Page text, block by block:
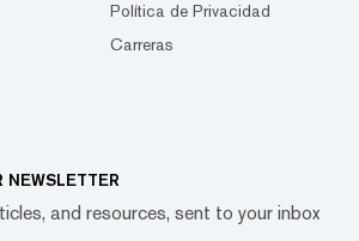
Política de Privacidad
Carreras
NEWSLETTER
and resources, sent to your inbox